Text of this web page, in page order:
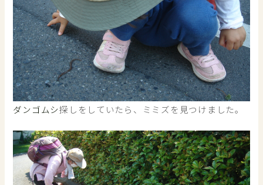
ダンゴムシ探しをしていたら、ミミズを見つけました。